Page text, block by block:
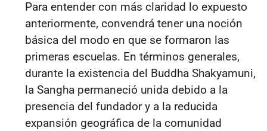
Para entender con más claridad lo expuesto
anteriormente, convendrá tener una noción
básica del modo en que se formaron las
primeras escuelas. En términos generales,
durante la existencia del Buddha Shakyamuni,
la Sangha permaneció unida debido a la
presencia del fundador y a la reducida
expansión geográfica de la comunidad